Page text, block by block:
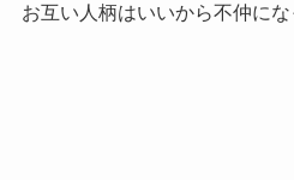
お互い人柄はいいから不仲に